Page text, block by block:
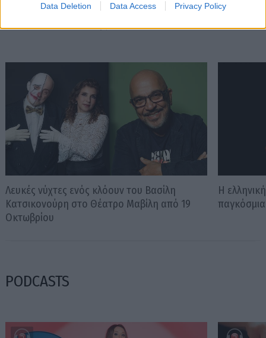
Data Deletion Data Access Privacy Policy
Λευκές νύχτες ενός κλόουν του Βασίλη
Κατσικονούρη στο Θέατρο Μαβίλη από 19
Οκτωβρίου
Η
PODCASTS